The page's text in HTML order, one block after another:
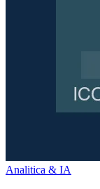
Analitica & IA